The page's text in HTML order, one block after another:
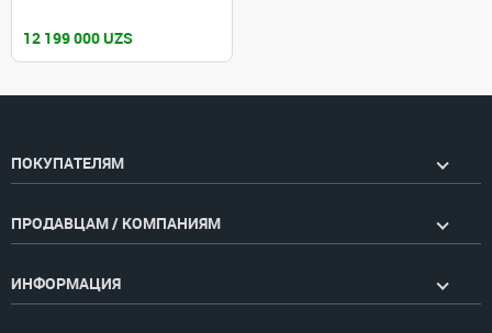
12 199 000 UZS
ПОКУПАТЕЛЯМ
ПРОДАВЦАМ / КОМПАНИЯМ
ИНФОРМАЦИЯ